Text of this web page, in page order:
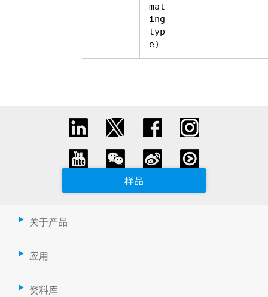
mat
ing
typ
e)
样品
关于产品
应用
资料库